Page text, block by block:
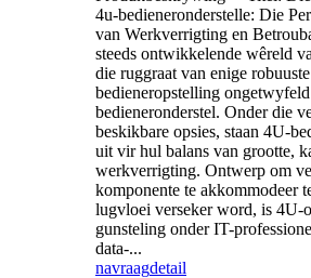
4u-bedieneronderstelle: Die
van Werkverrigting en
steeds ontwikkelende wêreld
die ruggraat van enige robuuste
bedieneropstelling
bedieneronderstel. Onder die
beskikbare opsies, staan ​​4U-
uit vir hul balans van grootte,
werkverrigting. Ontwerp om
komponente te akkommodeer
lugvloei verseker word, is 4U-
gunsteling onder IT-
data-...
navraagdetail